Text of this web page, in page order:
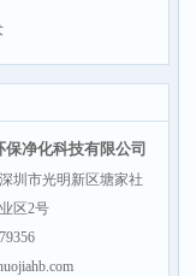
净化科技有限公司
圳市光明新区塘家社
区2号